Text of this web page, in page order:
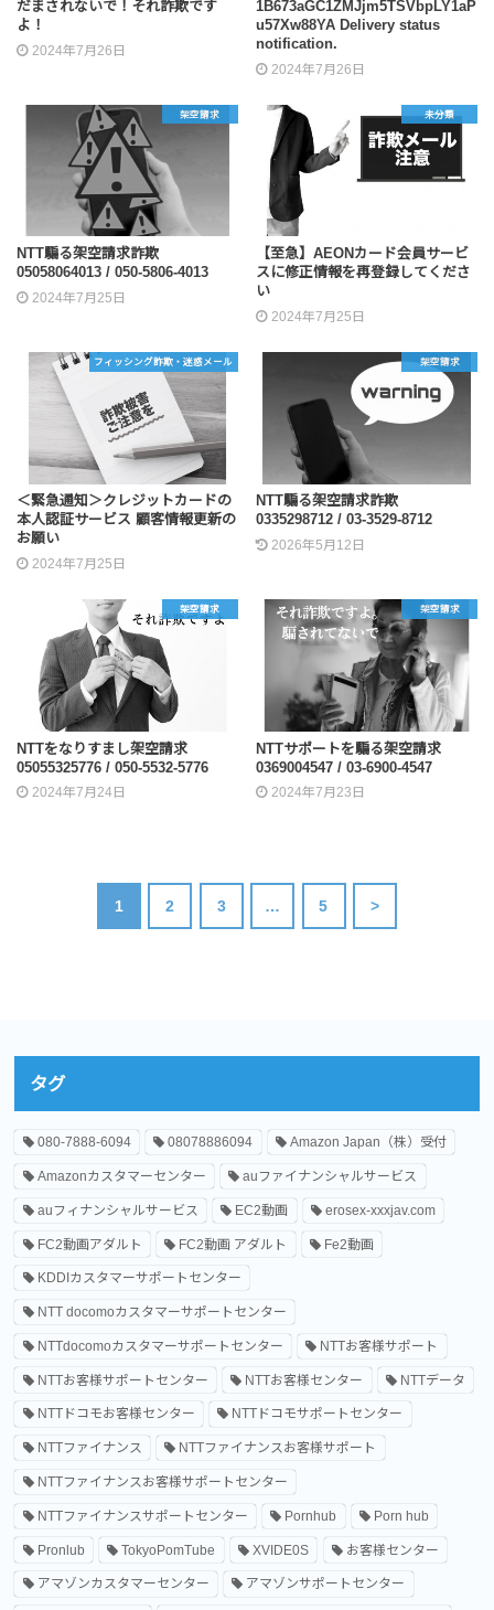
だまされないで！それ詐欺です
よ！
2024年7月26日
1B673aGC1ZMJjm5TSVbpLY1aP
u57Xw88YA Delivery status
notification.
2024年7月26日
架空請求
NTT騙る架空請求詐欺
05058064013 / 050-5806-4013
2024年7月25日
未分類
【至急】AEONカード会員サービ
スに修正情報を再登録してくださ
い
2024年7月25日
フィッシング詐欺・迷惑メール
＜緊急通知＞クレジットカードの
本人認証サービス 顧客情報更新の
お願い
2024年7月25日
架空請求
NTT騙る架空請求詐欺
0335298712 / 03-3529-8712
2026年5月12日
架空請求
NTTをなりすまし架空請求
05055325776 / 050-5532-5776
2024年7月24日
架空請求
NTTサポートを騙る架空請求
0369004547 / 03-6900-4547
2024年7月23日
1 2 3 … 5 >
タグ
080-7888-6094 08078886094 Amazon Japan（株）受付
Amazonカスタマーセンター auファイナンシャルサービス
auフィナンシャルサービス EC2動画 erosex-xxxjav.com
FC2動画アダルト FC2動画 アダルト Fe2動画
KDDIカスタマーサポートセンター
NTT docomoカスタマーサポートセンター
NTTdocomoカスタマーサポートセンター NTTお客様サポート
NTTお客様サポートセンター NTTお客様センター NTTデータ
NTTドコモお客様センター NTTドコモサポートセンター
NTTファイナンス NTTファイナンスお客様サポート
NTTファイナンスお客様サポートセンター
NTTファイナンスサポートセンター Pornhub Porn hub
Pronlub TokyoPomTube XVIDE0S お客様センター
アマゾンカスタマーセンター アマゾンサポートセンター